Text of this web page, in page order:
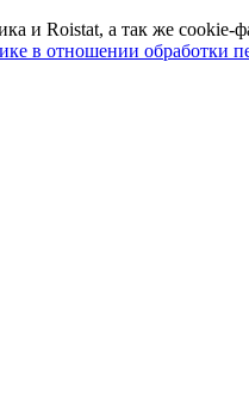
и Roistat, а так же
в отношении обработки